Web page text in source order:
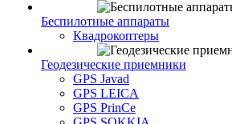
Беспилотные аппараты
Квадрокоптеры
Геодезические приемники
GPS Javad
GPS LEICA
GPS PrinCe